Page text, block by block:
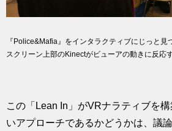
『Police&Mafia』をインタラクティブにじっと見
スクリーン上部のKinectがビューアの動きに反応
この「Lean In」がVRナラティブを
いアプローチであるかどうかは、議